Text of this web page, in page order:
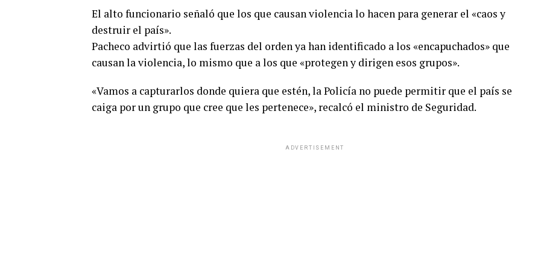
El alto funcionario señaló que los que causan violencia lo hacen para generar el «caos y
destruir el país».
Pacheco advirtió que las fuerzas del orden ya han identificado a los «encapuchados» que
causan la violencia, lo mismo que a los que «protegen y dirigen esos grupos».
«Vamos a capturarlos donde quiera que estén, la Policía no puede permitir que el país se
caiga por un grupo que cree que les pertenece», recalcó el ministro de Seguridad.
ADVERTISEMENT